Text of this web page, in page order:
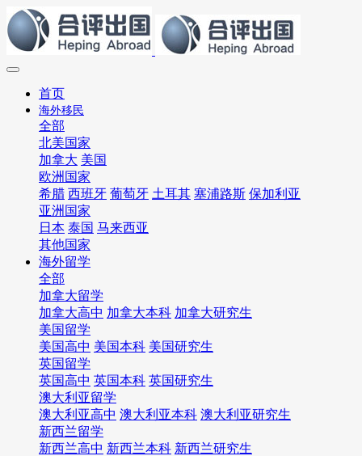
首页
海外移民
全部
北美国家
加拿大 美国
欧洲国家
希腊 西班牙 葡萄牙 土耳其 塞浦路斯 保加利亚
亚洲国家
日本 泰国 马来西亚
其他国家
海外留学
全部
加拿大留学
加拿大高中 加拿大本科 加拿大研究生
美国留学
美国高中 美国本科 美国研究生
英国留学
英国高中 英国本科 英国研究生
澳大利亚留学
澳大利亚高中 澳大利亚本科 澳大利亚研究生
新西兰留学
新西兰高中 新西兰本科 新西兰研究生